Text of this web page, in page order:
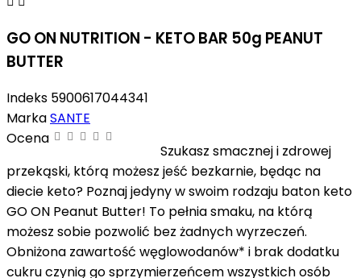
GO ON NUTRITION - KETO BAR 50g PEANUT
BUTTER
Indeks 5900617044341
MarkaSANTE
Ocena
Szukasz smacznej i zdrowej
przekąski, którą możesz jeść bezkarnie, będąc na
diecie keto? Poznaj jedyny w swoim rodzaju baton keto
GO ON Peanut Butter! To pełnia smaku, na którą
możesz sobie pozwolić bez żadnych wyrzeczeń.
Obniżona zawartość węglowodanów* i brak dodatku
cukru czynią go sprzymierzeńcem wszystkich osób